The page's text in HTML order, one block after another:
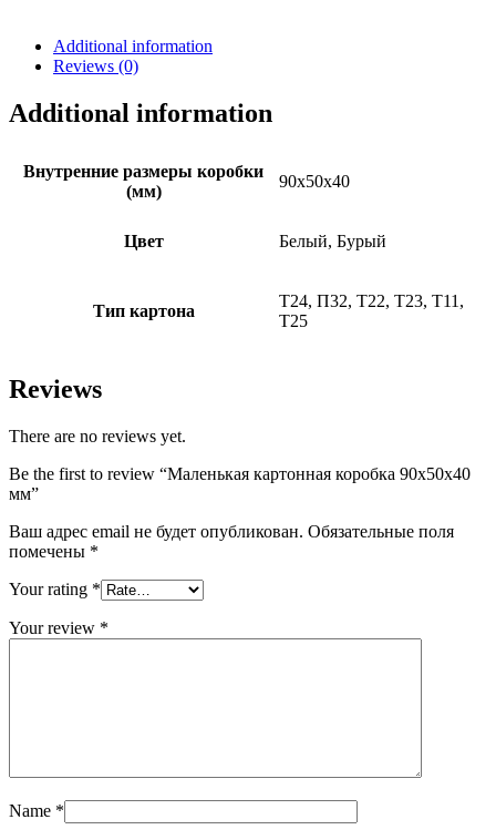
Additional information
Reviews (0)
Additional information
Внутренние размеры коробки
(мм)
90х50х40
Цвет Белый, Бурый
Тип картона
Т24, П32, Т22, Т23, Т11,
Т25
Reviews
There are no reviews yet.
Be the first to review “Маленькая картонная коробка 90х50х40
мм”
Ваш адрес email не будет опубликован. Обязательные поля
помечены *
Your rating *
Your review *
Name *